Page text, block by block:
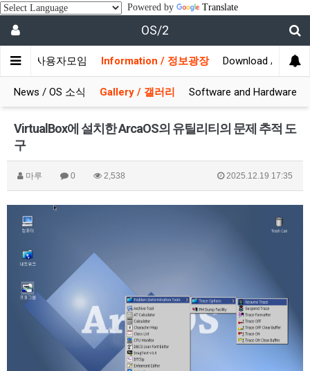
Powered by Translate
OS/2
/ 사용자모임 Information / 정보광장 Download / 자료실
News / OS 소식 Gallery / 갤러리 Software and Hardware
VirtualBox에 설치한 ArcaOS의 유틸리티의 문제 추적 도
구
마루 0 2,538 2025.12.19 17:35